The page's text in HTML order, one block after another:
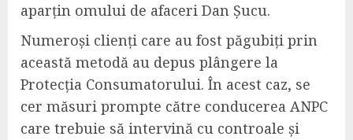
aparțin omului de afaceri Dan Șucu.
Numeroși clienți care au fost păgubiți prin
această metodă au depus plângere la
Protecția Consumatorului. În acest caz, se
cer măsuri prompte către conducerea ANPC
care trebuie să intervină cu controale și